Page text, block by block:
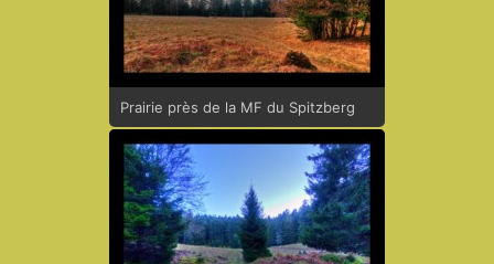
Prairie près de la MF du Spitzberg